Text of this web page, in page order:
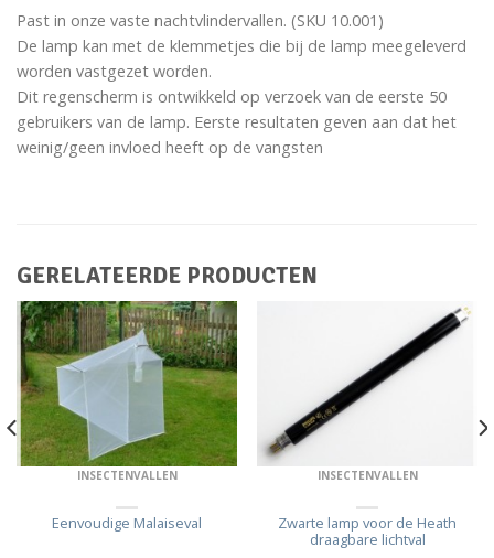
Past in onze vaste nachtvlindervallen. (SKU 10.001)
De lamp kan met de klemmetjes die bij de lamp meegeleverd
worden vastgezet worden.
Dit regenscherm is ontwikkeld op verzoek van de eerste 50
gebruikers van de lamp. Eerste resultaten geven aan dat het
weinig/geen invloed heeft op de vangsten
GERELATEERDE PRODUCTEN
INSECTENVALLEN
Eenvoudige Malaiseval
INSECTENVALLEN
Zwarte lamp voor de Heath
draagbare lichtval